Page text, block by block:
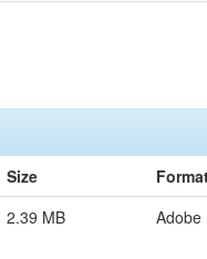
Size
2.39 MB Adobe